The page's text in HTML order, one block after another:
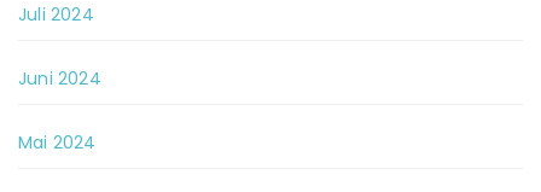
Juli 2024
Juni 2024
Mai 2024